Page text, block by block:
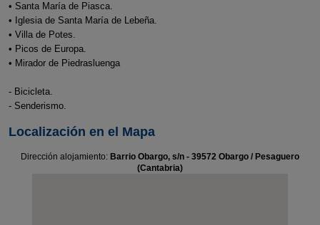
• Santa María de Piasca.
• Iglesia de Santa María de Lebeña.
• Villa de Potes.
• Picos de Europa.
• Mirador de Piedrasluenga
- Bicicleta.
- Senderismo.
Localización en el Mapa
Dirección alojamiento: Barrio Obargo, s/n - 39572 Obargo / Pesaguero
(Cantabria)